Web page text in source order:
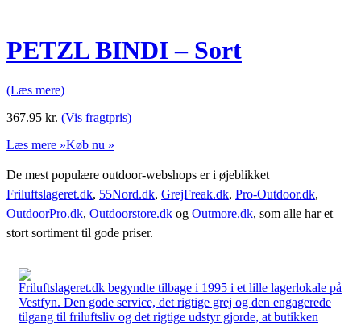
PETZL BINDI – Sort
(Læs mere)
367.95 kr. (Vis fragtpris)
Læs mere »Køb nu »
De mest populære outdoor-webshops er i øjeblikket
Friluftslageret.dk, 55Nord.dk, GrejFreak.dk, Pro-Outdoor.dk,
OutdoorPro.dk, Outdoorstore.dk og Outmore.dk, som alle har et
stort sortiment til gode priser.
Friluftslageret.dk begyndte tilbage i 1995 i et lille lagerlokale på
Vestfyn. Den gode service, det rigtige grej og den engagerede
tilgang til friluftsliv og det rigtige udstyr gjorde, at butikken